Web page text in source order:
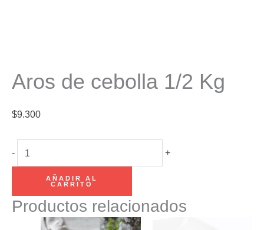
Aros de cebolla 1/2 Kg
$9.300
-
Aros
de
cebolla
1/2
+
AÑADIR AL
CARRITO
Productos relacionados